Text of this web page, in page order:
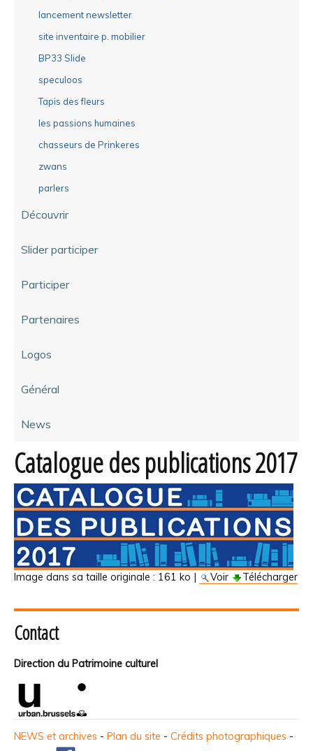
lancement newsletter
site inventaire p. mobilier
BP33 Slide
speculoos
Tapis des fleurs
les passions humaines
chasseurs de Prinkeres
zwans
parlers
Découvrir
Slider participer
Participer
Partenaires
Logos
Général
News
Catalogue des publications 2017
Image dans sa taille originale : 161 ko | Voir Télécharger
Contact
Direction du Patrimoine culturel
NEWS et archives - Plan du site - Crédits photographiques -